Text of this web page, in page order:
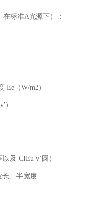
标准A光源下）；
Ee（W/m2）
）
及 CIEu’v’圆）
长、半宽度